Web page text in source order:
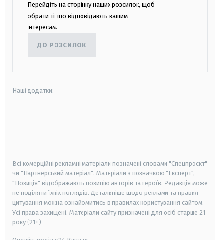
Перейдіть на сторінку наших розсилок, щоб
обрати ті, що відповідають вашим
інтересам.
ДО РОЗСИЛОК
Наші додатки:
Всі комерційні рекламні матеріали позначені словами "Спецпроєкт"
чи "Партнерський матеріал". Матеріали з позначкою "Експерт",
"Позиція" відображають позицію авторів та героїв. Редакція може
не поділяти їхніх поглядів. Детальніше щодо реклами та правил
цитування можна ознайомитись в правилах користування сайтом.
Усі права захищені. Матеріали сайту призначені для осіб старше 21
року (21+)